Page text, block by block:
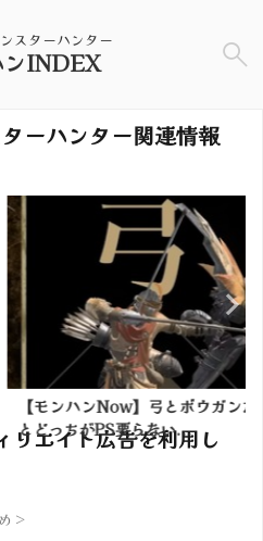
スターハンター
ンINDEX
ーハンター関連情報
】弓とボウガンだ
らない...
【モンハ
ターって周
リエイト広告を利用し
>